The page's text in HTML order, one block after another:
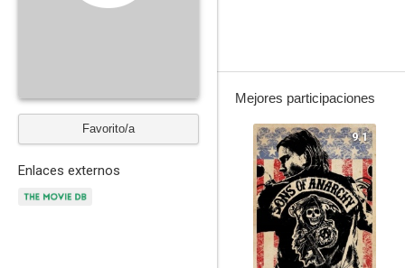
Favorito/a
Enlaces externos
Mejores participaciones
9.1